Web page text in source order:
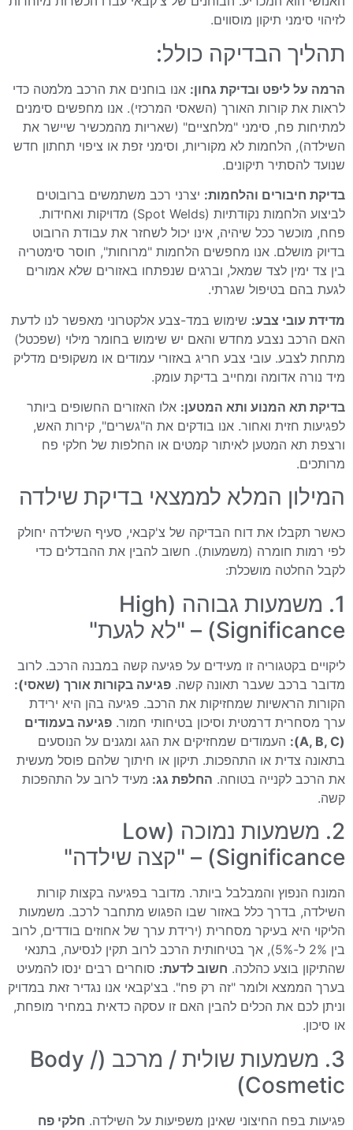
לזיהוי סימני תיקון מוסווים.
תהליך הבדיקה כולל:
הרמה על ליפט ובדיקת גחון: אנו בוחנים את הרכב מלמטה כדי
לראות את קורות האורך (השאסי המרכזי). אנו מחפשים סימנים
למתיחות פח, סימני "מלחציים" (שאריות מהמכשיר שיישר את
השילדה), הלחמות לא מקוריות, וסימני זפת או ציפוי תחתון חדש
שנועד להסתיר תיקונים.
בדיקת חיבורים והלחמות: יצרני רכב משתמשים ברובוטים
לביצוע הלחמות נקודתיות (Spot Welds) מדויקות ואחידות.
פחח, מוכשר ככל שיהיה, אינו יכול לשחזר את עבודת הרובוט
בדיוק מושלם. אנו מחפשים הלחמות "מרוחות", חוסר סימטריה
בין צד ימין לצד שמאל, וברגים שנפתחו באזורים שלא אמורים
לגעת בהם בטיפול שגרתי.
מדידת עובי צבע: שימוש במד-צבע אלקטרוני מאפשר לנו לדעת
האם הרכב נצבע מחדש והאם יש שימוש בחומר מילוי (שפכטל)
מתחת לצבע. עובי צבע חריג באזורי עמודים או משקופים מדליק
מיד נורה אדומה ומחייב בדיקת עומק.
בדיקת תא המנוע ותא המטען: אלו האזורים החשופים ביותר
לפגיעות חזית ואחור. אנו בודקים את ה"גשרים", קירות האש,
ורצפת תא המטען לאיתור קמטים או החלפות של חלקי פח
מרותכים.
המילון המלא לממצאי בדיקת שילדה
כאשר תקבלו את דוח הבדיקה של צ'קבאי, סעיף השילדה יחולק
לפי רמות חומרה (משמעות). חשוב להבין את ההבדלים כדי
לקבל החלטה מושכלת:
1. משמעות גבוהה (High
Significance) – "לא לגעת"
ליקויים בקטגוריה זו מעידים על פגיעה קשה במבנה הרכב. לרוב
מדובר ברכב שעבר תאונה קשה. פגיעה בקורות אורך (שאסי):
הקורות הראשיות שמחזיקות את הרכב. פגיעה בהן היא ירידת
ערך מסחרית דרמטית וסיכון בטיחותי חמור. פגיעה בעמודים
(A, B, C):
העמודים שמחזיקים את הגג ומגנים על הנוסעים
בתאונה צדית או התהפכות. תיקון או חיתוך שלהם פוסל מעשית
את הרכב לקנייה בטוחה. החלפת גג: מעיד לרוב על התהפכות
קשה.
2. משמעות נמוכה (Low
Significance) – "קצה שילדה"
המונח הנפוץ והמבלבל ביותר. מדובר בפגיעה בקצות קורות
השילדה, בדרך כלל באזור שבו הפגוש מתחבר לרכב. משמעות
הליקוי היא בעיקר מסחרית (ירידת ערך של אחוזים בודדים, לרוב
בין 2% ל-5%), אך בטיחותית הרכב לרוב תקין לנסיעה, בתנאי
שהתיקון בוצע כהלכה. חשוב לדעת: סוחרים רבים ינסו להמעיט
בערך הממצא ולומר "זה רק פח". בצ'קבאי אנו נגדיר זאת במדויק
וניתן לכם את הכלים להבין האם זו עסקה כדאית במחיר מופחת,
או סיכון.
3. משמעות שולית / מרכב (Body /
Cosmetic)
פגיעות בפח החיצוני שאינן משפיעות על השילדה. חלקי פח